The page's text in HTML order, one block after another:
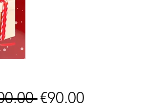
Regular
€90.00Sale